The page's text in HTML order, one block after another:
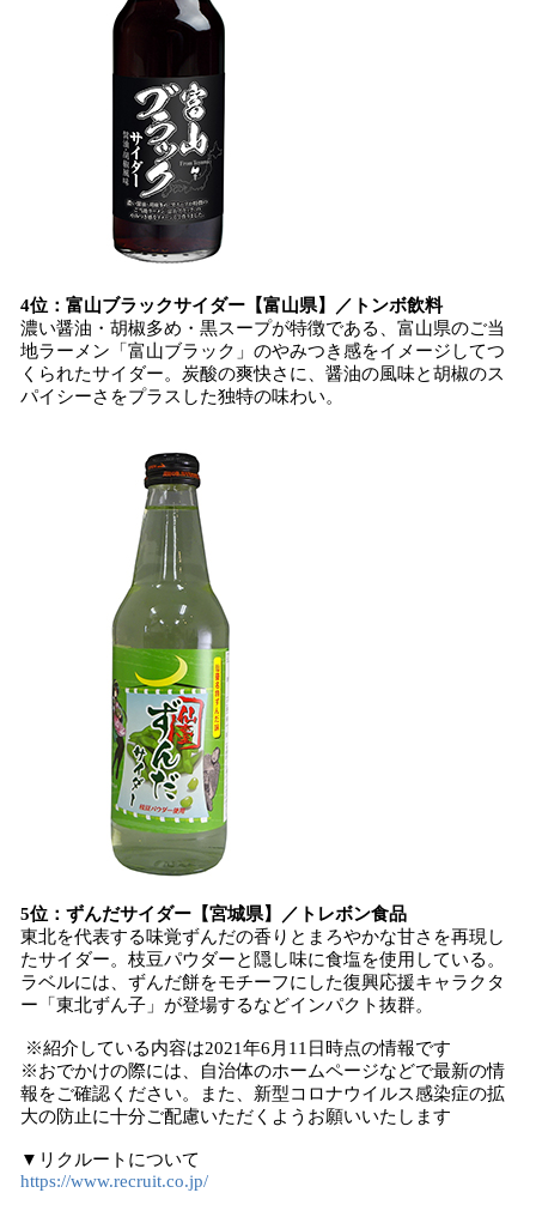
4位：富山ブラックサイダー【富山県】／トンボ飲料
濃い醤油・胡椒多め・黒スープが特徴である、富山県のご当
地ラーメン「富山ブラック」のやみつき感をイメージしてつ
くられたサイダー。炭酸の爽快さに、醤油の風味と胡椒のス
パイシーさをプラスした独特の味わい。
5位：ずんだサイダー【宮城県】／トレボン食品
東北を代表する味覚ずんだの香りとまろやかな甘さを再現し
たサイダー。枝豆パウダーと隠し味に食塩を使用している。
ラベルには、ずんだ餅をモチーフにした復興応援キャラクタ
ー「東北ずん子」が登場するなどインパクト抜群。
※紹介している内容は2021年6月11日時点の情報です
※おでかけの際には、自治体のホームページなどで最新の情
報をご確認ください。また、新型コロナウイルス感染症の拡
大の防止に十分ご配慮いただくようお願いいたします
▼リクルートについて
https://www.recruit.co.jp/